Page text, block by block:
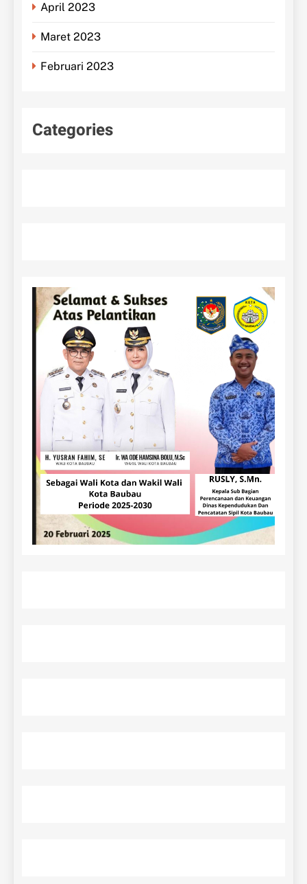
April 2023
Maret 2023
Februari 2023
Categories